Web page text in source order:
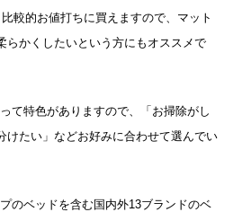
較的お値打ちに買えますので、マット
らかくしたいという方にもオススメで
て特色がありますので、「お掃除がし
けたい」などお好みに合わせて選んでい
のベッドを含む国内外13ブランドのベ